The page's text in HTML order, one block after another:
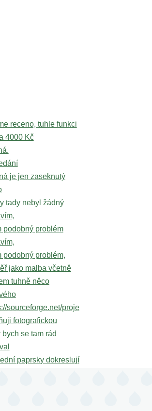
receno, tuhle funkci
4000 Kč
je jen zaseknutý
tady nebyl žádný
podobný problém
podobný problém,
jako malba včetně
tuhně něco
sourceforge.net/proje
fotografickou
bych se tam rád
paprsky dokreslují